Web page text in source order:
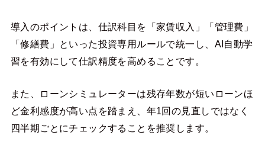
導入のポイントは、仕訳科目を「家賃収入」「管理費」
「修繕費」といった投資専用ルールで統一し、AI自動学
習を有効にして仕訳精度を高めることです。
また、ローンシミュレーターは残存年数が短いローンほ
ど金利感度が高い点を踏まえ、年1回の見直しではなく
四半期ごとにチェックすることを推奨します。